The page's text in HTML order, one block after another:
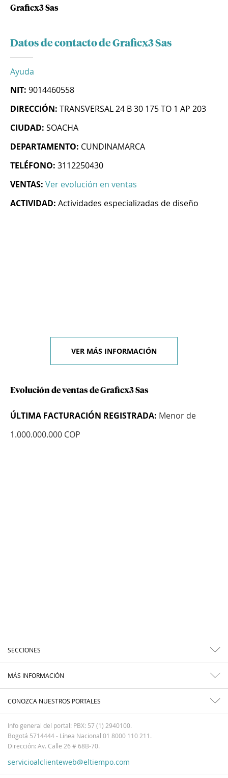
Graficx3 Sas
Datos de contacto de Graficx3 Sas
Ayuda
NIT: 9014460558
DIRECCIÓN: TRANSVERSAL 24 B 30 175 TO 1 AP 203
CIUDAD: SOACHA
DEPARTAMENTO: CUNDINAMARCA
TELÉFONO: 3112250430
VENTAS: Ver evolución en ventas
ACTIVIDAD: Actividades especializadas de diseño
VER MÁS INFORMACIÓN
Evolución de ventas de Graficx3 Sas
ÚLTIMA FACTURACIÓN REGISTRADA: Menor de
1.000.000.000 COP
SECCIONES
MÁS INFORMACIÓN
CONOZCA NUESTROS PORTALES
Info general del portal: PBX: 57 (1) 2940100.
Bogotá 5714444 - Línea Nacional 01 8000 110 211.
Dirección: Av. Calle 26 # 68B-70.
servicioalclienteweb@eltiempo.com